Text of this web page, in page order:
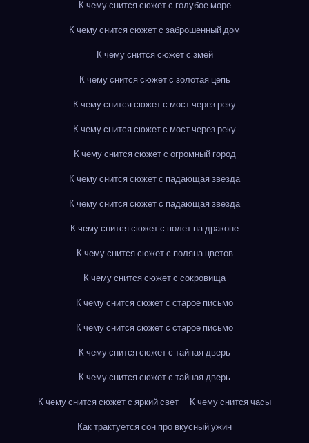
К чему снится сюжет с голубое море
К чему снится сюжет с заброшенный дом
К чему снится сюжет с змей
К чему снится сюжет с золотая цепь
К чему снится сюжет с мост через реку
К чему снится сюжет с мост через реку
К чему снится сюжет с огромный город
К чему снится сюжет с падающая звезда
К чему снится сюжет с падающая звезда
К чему снится сюжет с полет на драконе
К чему снится сюжет с поляна цветов
К чему снится сюжет с сокровища
К чему снится сюжет с старое письмо
К чему снится сюжет с старое письмо
К чему снится сюжет с тайная дверь
К чему снится сюжет с тайная дверь
К чему снится сюжет с яркий свет
К чему снится часы
Как трактуется сон про вкусный ужин